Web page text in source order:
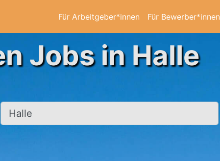
Für Arbeitgeber*innen Für Bewerber*innen
Jobs in Halle
Ort, Stadt